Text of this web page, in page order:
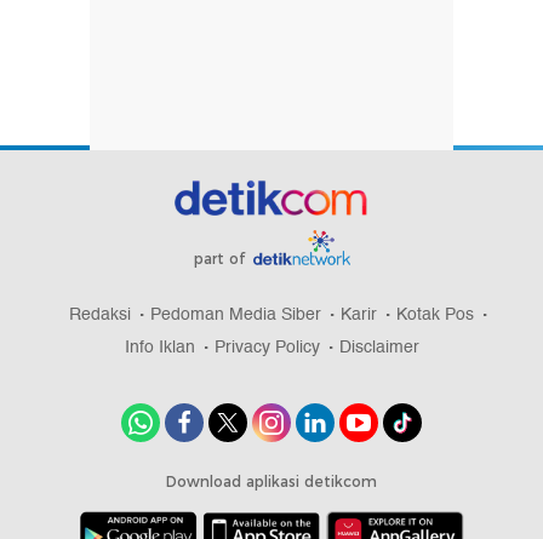
part of
Redaksi Pedoman Media Siber Karir
Kotak Pos
Info Iklan
Privacy Policy Disclaimer
Download aplikasi detikcom